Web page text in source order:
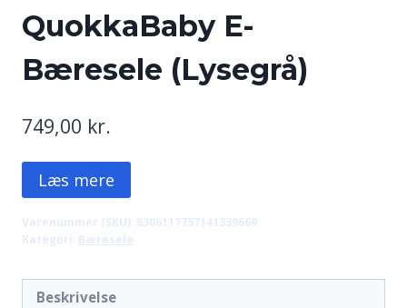
QuokkaBaby E-
Bæresele (Lysegrå)
749,00 kr.
Læs mere
Varenummer (SKU): 8306117757141339669
Kategori: Bæresele
Beskrivelse